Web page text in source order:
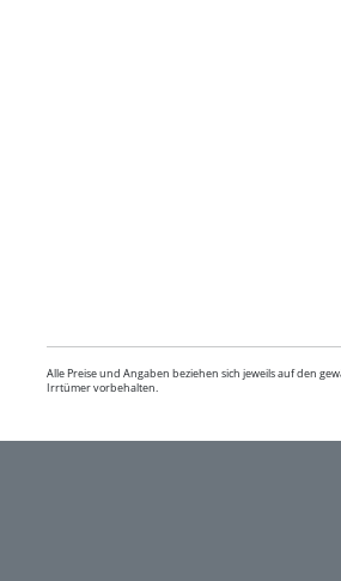
Alle Preise und Angaben beziehen sich jeweils auf den
Irrtümer vorbehalten.